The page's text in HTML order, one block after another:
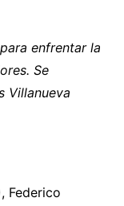
enfrentar la
Se
Villanueva
Federico